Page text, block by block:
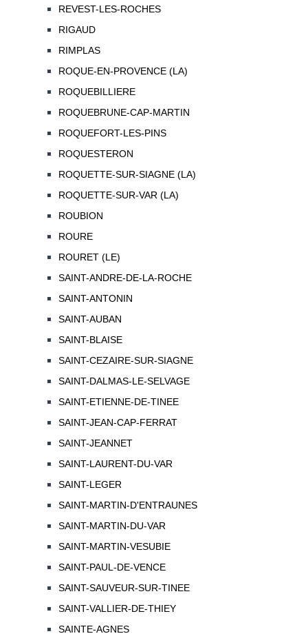
REVEST-LES-ROCHES
RIGAUD
RIMPLAS
ROQUE-EN-PROVENCE (LA)
ROQUEBILLIERE
ROQUEBRUNE-CAP-MARTIN
ROQUEFORT-LES-PINS
ROQUESTERON
ROQUETTE-SUR-SIAGNE (LA)
ROQUETTE-SUR-VAR (LA)
ROUBION
ROURE
ROURET (LE)
SAINT-ANDRE-DE-LA-ROCHE
SAINT-ANTONIN
SAINT-AUBAN
SAINT-BLAISE
SAINT-CEZAIRE-SUR-SIAGNE
SAINT-DALMAS-LE-SELVAGE
SAINT-ETIENNE-DE-TINEE
SAINT-JEAN-CAP-FERRAT
SAINT-JEANNET
SAINT-LAURENT-DU-VAR
SAINT-LEGER
SAINT-MARTIN-D'ENTRAUNES
SAINT-MARTIN-DU-VAR
SAINT-MARTIN-VESUBIE
SAINT-PAUL-DE-VENCE
SAINT-SAUVEUR-SUR-TINEE
SAINT-VALLIER-DE-THIEY
SAINTE-AGNES